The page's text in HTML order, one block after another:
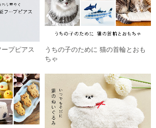
プピアス
うちの子のために 猫の首輪とおも
ちゃ